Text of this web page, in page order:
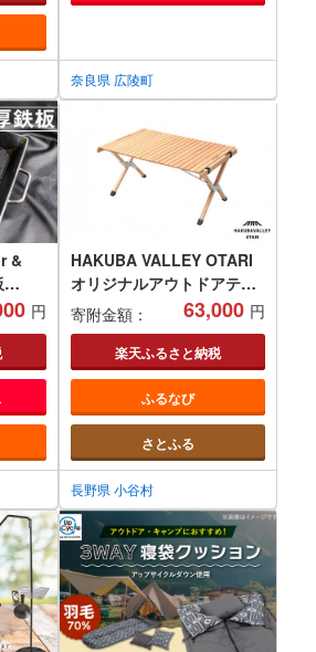
奈良県 広陵町
&
円
HAKUBA VALLEY OTARI
オリジナルアウトドアテー
ブル90
寄附金額： 63,000 円
楽天ふるさと納税
ふるなび
さとふる
長野県 小谷村